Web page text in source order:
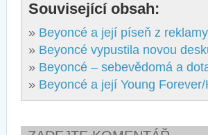
Související obsah:
» Beyoncé a její píseň z
» Beyoncé vypustila novou
» Beyoncé – sebevědomá a
» Beyoncé a její Young